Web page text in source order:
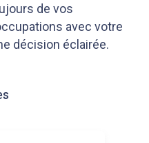
de vos
avec votre
décision éclairée.